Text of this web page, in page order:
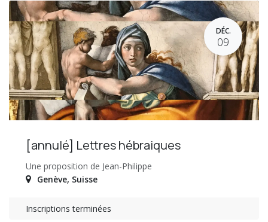
DÉC.
09
[annulé] Lettres hébraiques
Une proposition de Jean-Philippe
Genève, Suisse
Inscriptions terminées